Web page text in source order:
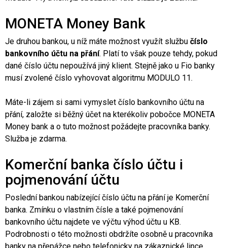
MONETA Money Bank
Je druhou bankou, u níž máte možnost využít službu číslo
bankovního účtu na přání. Platí to však pouze tehdy, pokud
dané číslo účtu nepoužívá jiný klient. Stejně jako u Fio banky
musí zvolené číslo vyhovovat algoritmu MODULO 11.
Máte-li zájem si sami vymyslet číslo bankovního účtu na
přání, založte si běžný účet na kterékoliv pobočce MONETA
Money bank a o tuto možnost požádejte pracovníka banky.
Služba je zdarma.
Komerční banka číslo účtu i
pojmenování účtu
Poslední bankou nabízející číslo účtu na přání je Komerční
banka. Zmínku o vlastním čísle a také pojmenování
bankovního účtu najdete ve výčtu výhod účtu u KB.
Podrobnosti o této možnosti obdržíte osobně u pracovníka